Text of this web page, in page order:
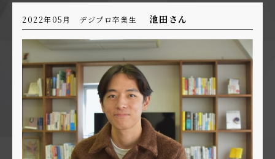
2022年05月 デジプロ卒業生 池田さん